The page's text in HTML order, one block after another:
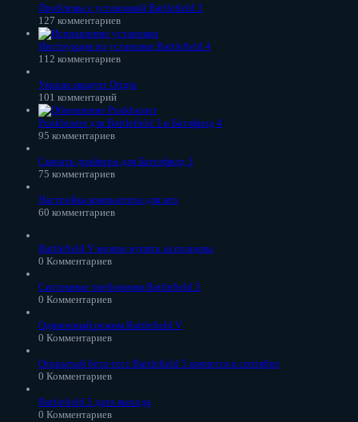
Проблемы с установкой Battlefield 3
127 комментариев
Инструкция по установке Battlefield 4
112 комментариев
Украли аккаунт Origin
101 комментарий
Punkbuster для Battlefield 3 и Батлфилд 4
95 комментариев
Скачать драйвера для Бателфилд 3
75 комментариев
Настройка компьютера для игр
60 комментариев
Battlefield V можно купить за полцены
0 Комментариев
Системные требования Battlefield 5
0 Комментариев
Одиночный режим Battlefield V
0 Комментариев
Открытый бета-тест Battlefield 5 начнется в сентябре
0 Комментариев
Battlefield 5 дата выхода
0 Комментариев